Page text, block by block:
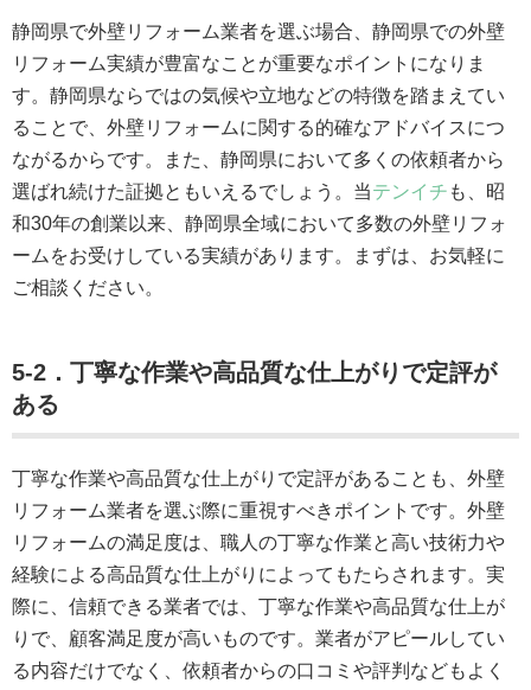
静岡県で外壁リフォーム業者を選ぶ場合、静岡県での外壁
リフォーム実績が豊富なことが重要なポイントになりま
す。静岡県ならではの気候や立地などの特徴を踏まえてい
ることで、外壁リフォームに関する的確なアドバイスにつ
ながるからです。また、静岡県において多くの依頼者から
選ばれ続けた証拠ともいえるでしょう。当テンイチ も、昭
和30年の創業以来、静岡県全域において多数の外壁リフォ
ームをお受けしている実績があります。まずは、お気軽に
ご相談ください。
5-2．丁寧な作業や高品質な仕上がりで定評が
ある
丁寧な作業や高品質な仕上がりで定評があることも、外壁
リフォーム業者を選ぶ際に重視すべきポイントです。外壁
リフォームの満足度は、職人の丁寧な作業と高い技術力や
経験による高品質な仕上がりによってもたらされます。実
際に、信頼できる業者では、丁寧な作業や高品質な仕上が
りで、顧客満足度が高いものです。業者がアピールしてい
る内容だけでなく、依頼者からの口コミや評判などもよく